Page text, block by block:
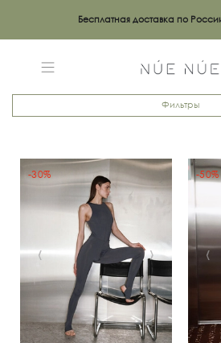
Бесплатная доставка по
Фильтры
‹ ›
-30%
‹
-50%